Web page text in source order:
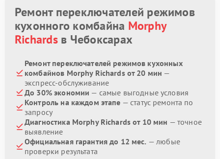
Ремонт переключателей режимов
кухонного комбайна Morphy
Richardsв Чебоксарах
Ремонт переключателей режимов кухонных
комбайнов Morphy Richards от 20 мин —
экспресс-обслуживание
До 30% экономии — самые выгодные условия
Контроль на каждом этапе — статус ремонта по
запросу
Диагностика Morphy Richards от 10 мин — точное
выявление
Официальная гарантия до 12 мес. — любые
проверки результата